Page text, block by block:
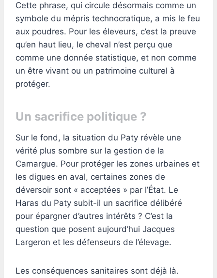
Cette phrase, qui circule désormais comme un
symbole du mépris technocratique, a mis le feu
aux poudres. Pour les éleveurs, c’est la preuve
qu’en haut lieu, le cheval n’est perçu que
comme une donnée statistique, et non comme
un être vivant ou un patrimoine culturel à
protéger.
Un sacrifice politique ?
Sur le fond, la situation du Paty révèle une
vérité plus sombre sur la gestion de la
Camargue. Pour protéger les zones urbaines et
les digues en aval, certaines zones de
déversoir sont « acceptées » par l’État. Le
Haras du Paty subit-il un sacrifice délibéré
pour épargner d’autres intérêts ? C’est la
question que posent aujourd’hui Jacques
Largeron et les défenseurs de l’élevage.
Les conséquences sanitaires sont déjà là.